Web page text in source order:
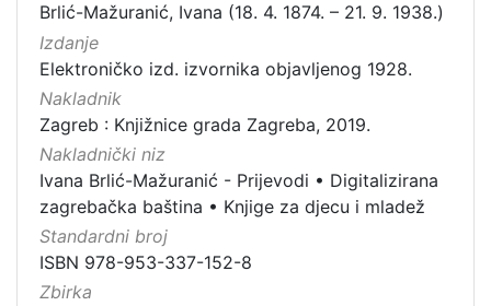
Brlić-Mažuranić, Ivana (18. 4. 1874. – 21. 9. 1938.)
Izdanje
Elektroničko izd. izvornika objavljenog 1928.
Nakladnik
Zagreb : Knjižnice grada Zagreba, 2019.
Nakladnički niz
Ivana Brlić-Mažuranić - Prijevodi • Digitalizirana
zagrebačka baština • Knjige za djecu i mladež
Standardni broj
ISBN 978-953-337-152-8
Zbirka